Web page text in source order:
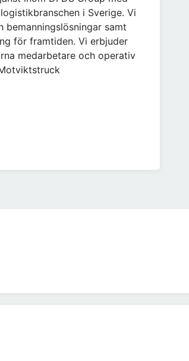
i Sverige. Vi
samt
för framtiden. Vi erbjuder
medarbetare och operativ